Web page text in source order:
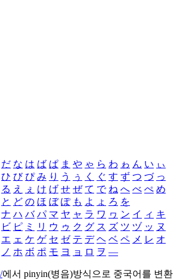
だ な は ば ぱ ま や ゃ ら わ ゎ ん い ぃ
ひ び ぴ み り う ぅ く ぐ す ず つ づ っ
る え ぇ け げ せ ぜ て で ね へ べ ぺ め
と ど の ほ ぼ ぽ も よ ょ ろ を
ナ ハ バ パ マ ヤ ャ ラ ワ ヮ ン イ ィ キ
ビ ピ ミ リ ウ ゥ ク グ ス ズ ツ ヅ ッ ヌ
エ ェ ケ ゲ セ ゼ テ デ ヘ ベ ペ メ レ オ
ノ ホ ボ ポ モ ヨ ョ ロ ヲ ―
에서 pinyin(병음)방식으로 중국어를 변환